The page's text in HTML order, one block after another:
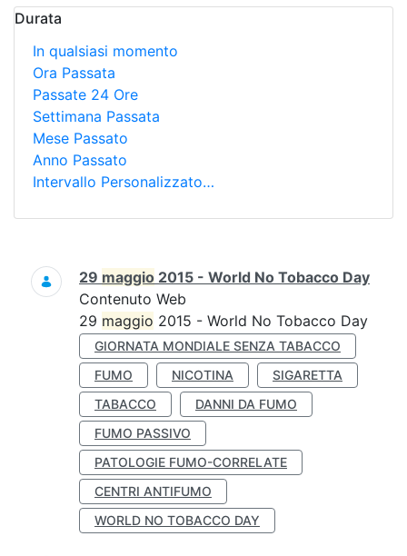
Durata
In qualsiasi momento
Ora Passata
Passate 24 Ore
Settimana Passata
Mese Passato
Anno Passato
Intervallo Personalizzato…
Ricerca
29 maggio 2015 - World No Tobacco Day
Contenuto Web
29 maggio 2015 - World No Tobacco Day
GIORNATA MONDIALE SENZA TABACCO
FUMO
NICOTINA
SIGARETTA
TABACCO
DANNI DA FUMO
FUMO PASSIVO
PATOLOGIE FUMO-CORRELATE
CENTRI ANTIFUMO
WORLD NO TOBACCO DAY